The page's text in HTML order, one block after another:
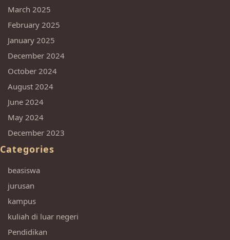
March 2025
February 2025
January 2025
December 2024
October 2024
August 2024
June 2024
May 2024
December 2023
Categories
beasiswa
jurusan
kampus
kuliah di luar negeri
Pendidikan